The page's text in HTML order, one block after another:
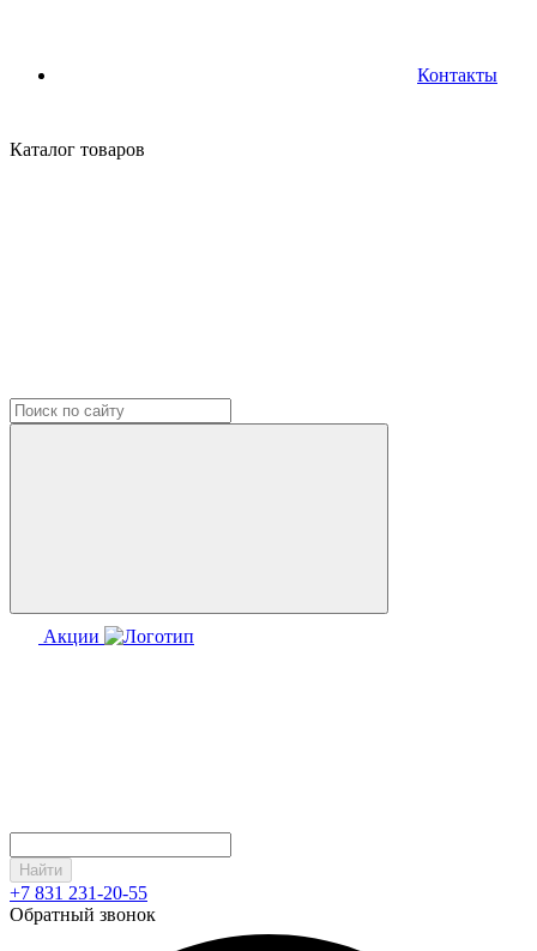
Контакты
Каталог товаров
Акции
Найти
+7 831 231-20-55
Обратный звонок